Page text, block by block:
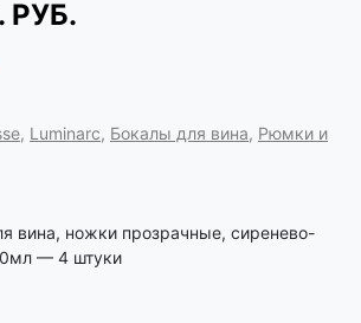
РУБ.
, Luminarc, Бокалы для вина, Рюмки и
вина, ножки прозрачные, сиренево-
— 4 штуки